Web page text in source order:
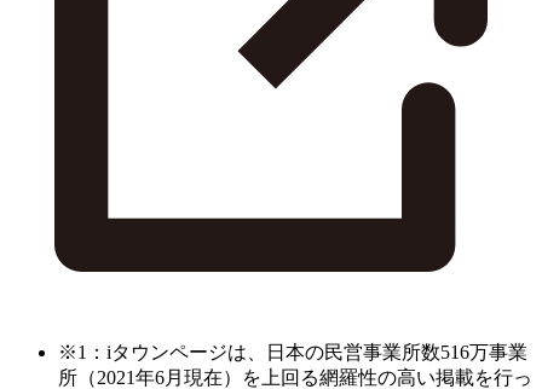
※1：iタウンページは、日本の民営事業所数516万事業
所（2021年6月現在）を上回る網羅性の高い掲載を行っ